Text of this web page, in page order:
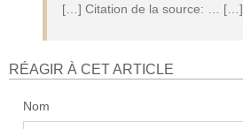
[…] Citation de la source: … […]
RÉAGIR À CET ARTICLE
Nom